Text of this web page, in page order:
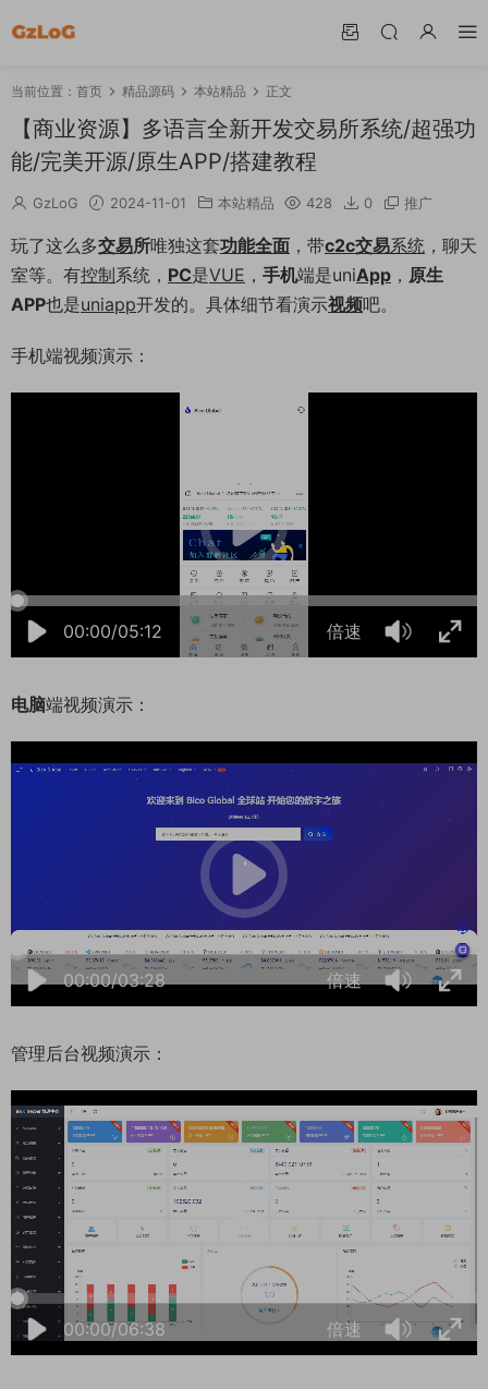
当前位置： 首页 精品源码 本站精品 正文
【商业资源】多语言全新开发交易所系统/超强功
能/完美开源/原生APP/搭建教程
GzLoG 2024-11-01 本站精品 428 0 推广
玩了这么多交易所唯独这套功能全面 ，带c2c交易系统 ，聊天
室等。有控制系统， PC是VUE ， 手机端是uniApp ， 原生
APP也是uniapp开发的。具体细节看演示视频吧。
手机端视频演示：
00:00/05:12 倍速
电脑端视频演示：
00:00/03:28 倍速
管理后台视频演示：
00:00/06:38 倍速